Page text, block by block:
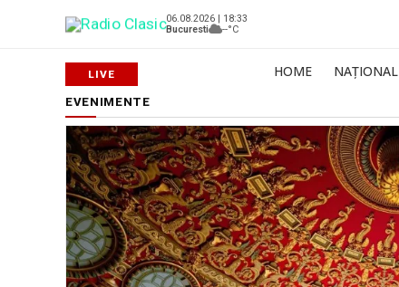
06.08.2026 | 18:33
Bucuresti
--°C
HOME NAȚIONAL
EVENIMENTE